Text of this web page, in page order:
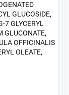
GLUCOSIDE,
7 GLYCERYL
GLUCONATE,
OFFICINALIS
OLEATE,